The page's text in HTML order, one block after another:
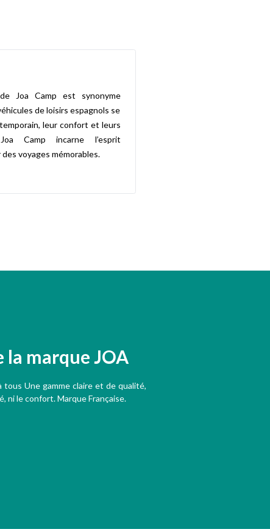
Joa Camp est synonyme
de loisirs espagnols se
leur confort et leurs
Camp incarne l’esprit
voyages mémorables.
marque JOA
tous Une gamme claire et de qualité,
ni le confort. Marque Française.